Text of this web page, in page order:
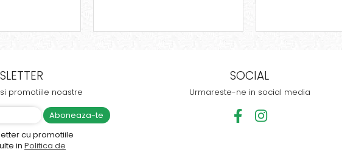
promotiile noastre
cu promotiile
in Politica de
SOCIAL
Urmareste-ne in social media